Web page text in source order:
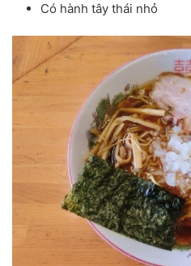
Có hành tây thái nhỏ